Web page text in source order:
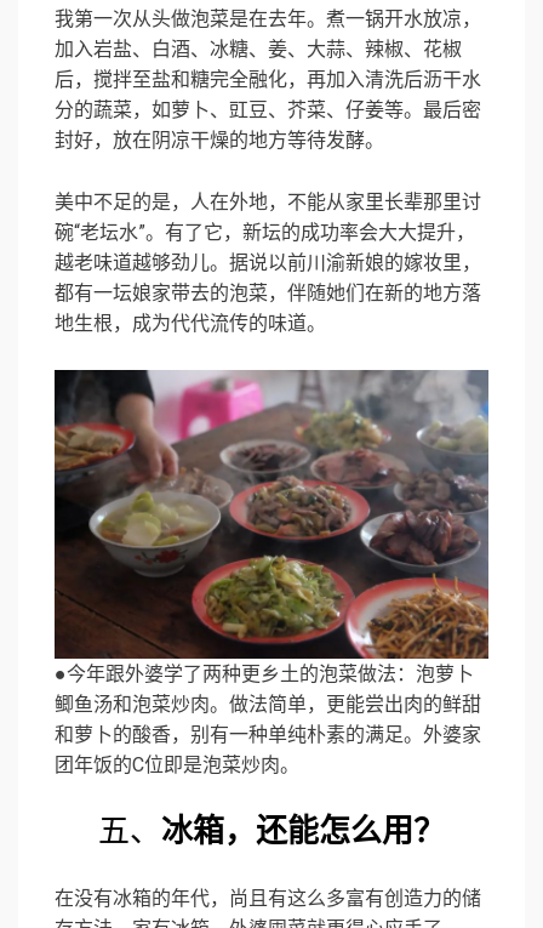
我第一次从头做泡菜是在去年。煮一锅开水放凉，
加入岩盐、白酒、冰糖、姜、大蒜、辣椒、花椒
后，搅拌至盐和糖完全融化，再加入清洗后沥干水
分的蔬菜，如萝卜、豇豆、芥菜、仔姜等。最后密
封好，放在阴凉干燥的地方等待发酵。
美中不足的是，人在外地，不能从家里长辈那里讨
碗“老坛水”。有了它，新坛的成功率会大大提升，
越老味道越够劲儿。据说以前川渝新娘的嫁妆里，
都有一坛娘家带去的泡菜，伴随她们在新的地方落
地生根，成为代代流传的味道。
●今年跟外婆学了两种更乡土的泡菜做法：泡萝卜
鲫鱼汤和泡菜炒肉。做法简单，更能尝出肉的鲜甜
和萝卜的酸香，别有一种单纯朴素的满足。外婆家
团年饭的C位即是泡菜炒肉。
五、 冰箱，还能怎么用？
在没有冰箱的年代，尚且有这么多富有创造力的储